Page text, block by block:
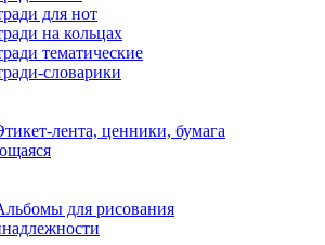
для нот
на кольцах
тематические
словарики
лента, ценники, бумага
для рисования